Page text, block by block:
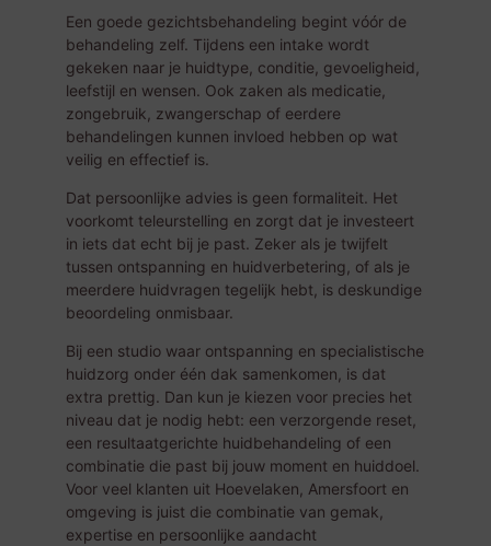
Een goede gezichtsbehandeling begint vóór de
behandeling zelf. Tijdens een intake wordt
gekeken naar je huidtype, conditie, gevoeligheid,
leefstijl en wensen. Ook zaken als medicatie,
zongebruik, zwangerschap of eerdere
behandelingen kunnen invloed hebben op wat
veilig en effectief is.
Dat persoonlijke advies is geen formaliteit. Het
voorkomt teleurstelling en zorgt dat je investeert
in iets dat echt bij je past. Zeker als je twijfelt
tussen ontspanning en huidverbetering, of als je
meerdere huidvragen tegelijk hebt, is deskundige
beoordeling onmisbaar.
Bij een studio waar ontspanning en specialistische
huidzorg onder één dak samenkomen, is dat
extra prettig. Dan kun je kiezen voor precies het
niveau dat je nodig hebt: een verzorgende reset,
een resultaatgerichte huidbehandeling of een
combinatie die past bij jouw moment en huiddoel.
Voor veel klanten uit Hoevelaken, Amersfoort en
omgeving is juist die combinatie van gemak,
expertise en persoonlijke aandacht